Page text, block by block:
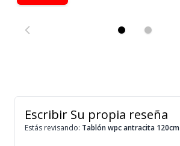
Escribir Su propia reseña
Estás revisando: Tablón wpc antracita 120cm